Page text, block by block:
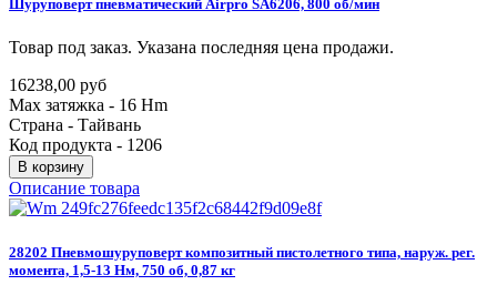
Шуруповерт пневматический Airpro SA6206, 800 об/мин
Товар под заказ. Указана последняя цена продажи.
16238,00 руб
Max затяжка - 16 Hm
Страна - Тайвань
Код продукта - 1206
В корзину
Описание товара
28202 Пневмошуруповерт композитный пистолетного типа, наруж. рег.
момента, 1,5-13 Нм, 750 об, 0,87 кг